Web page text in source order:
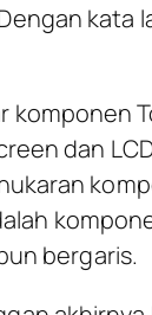
kata
komponen
dan
bergaris.